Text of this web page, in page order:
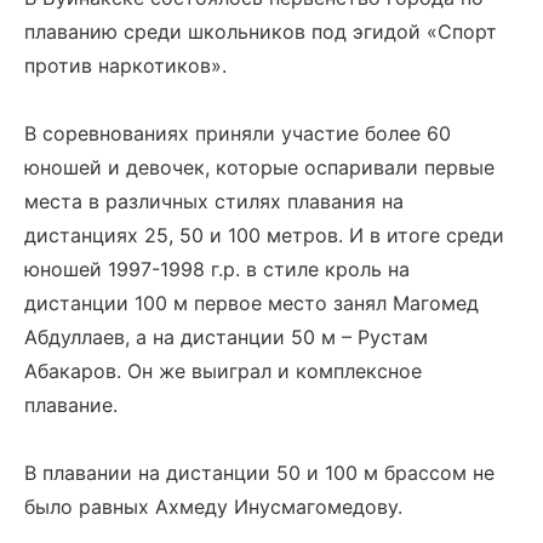
плаванию среди школьников под эгидой «Спорт
против наркотиков».
В соревнованиях приняли участие более 60
юношей и девочек, которые оспаривали первые
места в различных стилях плавания на
дистанциях 25, 50 и 100 метров. И в итоге среди
юношей 1997-1998 г.р. в стиле кроль на
дистанции 100 м первое место занял Магомед
Абдуллаев, а на дистанции 50 м – Рустам
Абакаров. Он же выиграл и комплексное
плавание.
В плавании на дистанции 50 и 100 м брассом не
было равных Ахмеду Инусмагомедову.